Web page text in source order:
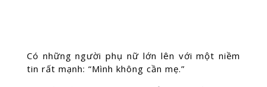
Có những người phụ nữ lớn lên với một niềm
tin rất mạnh: “Mình không cần mẹ.”